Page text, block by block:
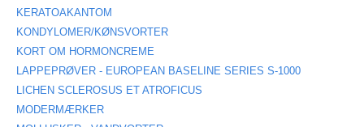
KERATOAKANTOM
KONDYLOMER/KØNSVORTER
KORT OM HORMONCREME
LAPPEPRØVER - EUROPEAN BASELINE SERIES S-1000
LICHEN SCLEROSUS ET ATROFICUS
MODERMÆRKER